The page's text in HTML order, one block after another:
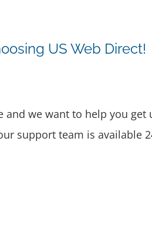
US Web Direct!
and we want to help you
support team is available